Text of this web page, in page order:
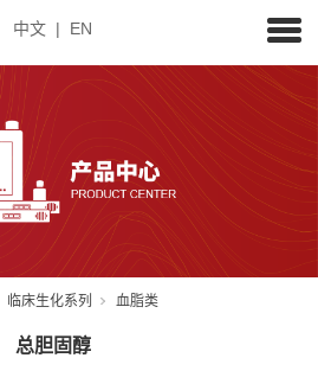
中文 | EN
临床生化系列 血脂类
总胆固醇